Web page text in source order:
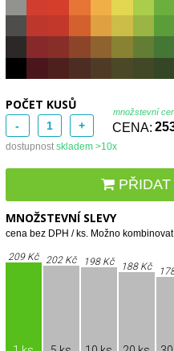
POČET KUSŮ
množstevní
- + CENA:
dostupnostskladem >10x
PŘIDAT
MNOŽSTEVNÍ SLEVY
cena bez DPH / ks. Možno
209 Kč 202 Kč 198 Kč 188 Kč